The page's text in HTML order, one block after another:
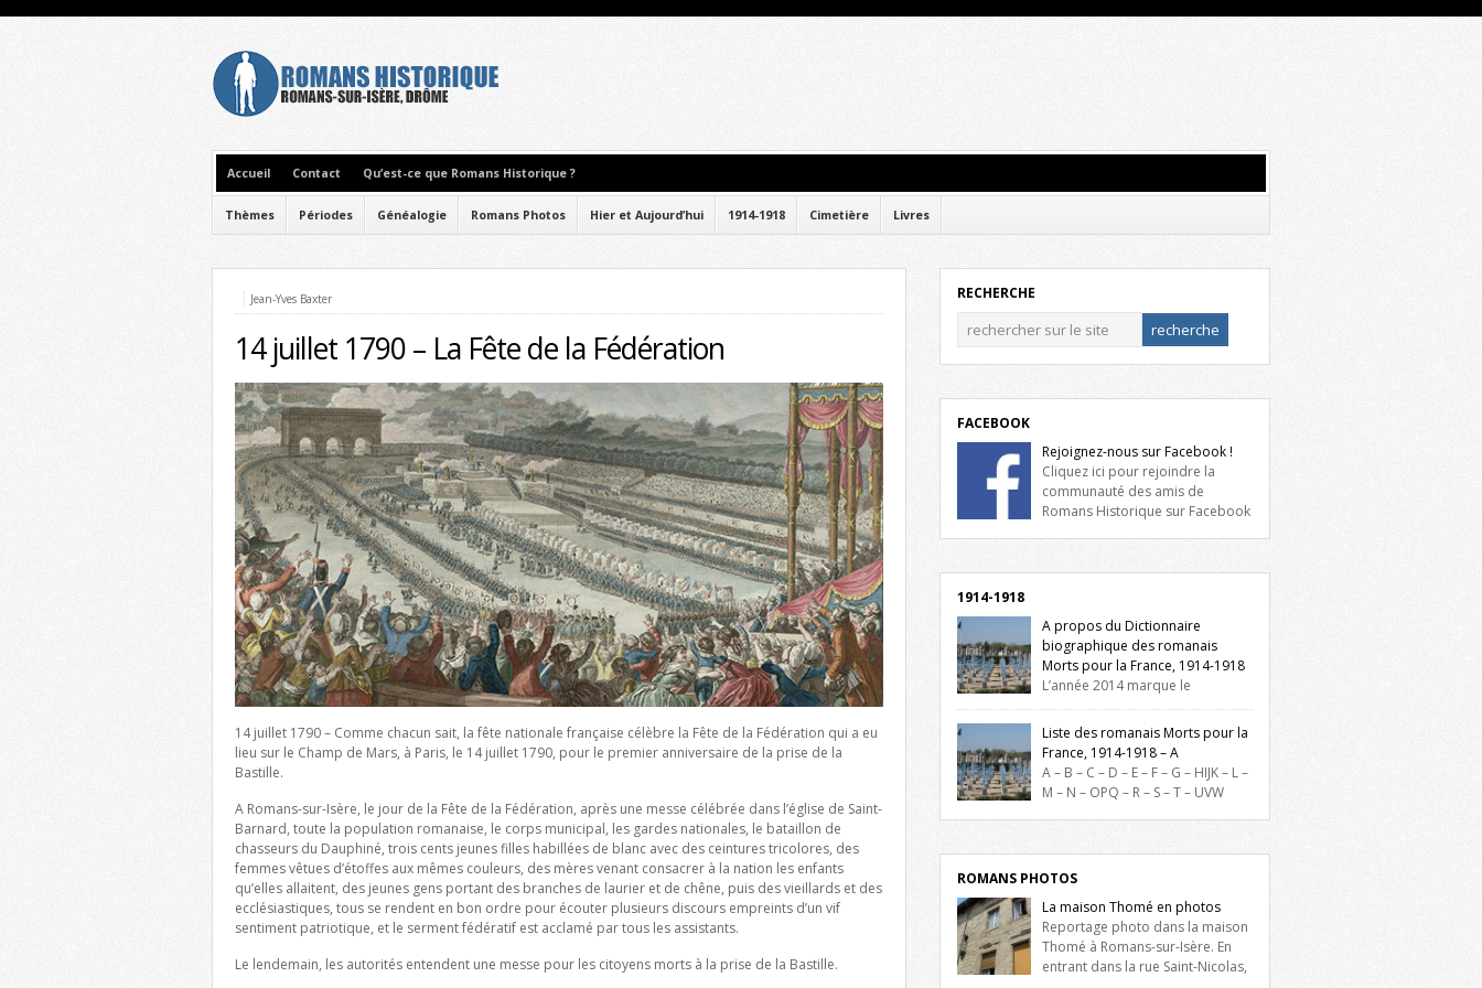
Accueil Contact Qu’est-ce que Romans Historique ?
Thèmes Périodes Généalogie Romans Photos Hier et Aujourd’hui 1914-1918 Cimetière Livres
Jean-Yves Baxter
14 juillet 1790 – La Fête de la Fédération
14 juillet 1790 – Comme chacun sait, la fête nationale française célèbre la Fête de la Fédération qui a eu
lieu sur le Champ de Mars, à Paris, le 14 juillet 1790, pour le premier anniversaire de la prise de la
Bastille.
A Romans-sur-Isère, le jour de la Fête de la Fédération, après une messe célébrée dans l’église de Saint-
Barnard, toute la population romanaise, le corps municipal, les gardes nationales, le bataillon de
chasseurs du Dauphiné, trois cents jeunes filles habillées de blanc avec des ceintures tricolores, des
femmes vêtues d’étoffes aux mêmes couleurs, des mères venant consacrer à la nation les enfants
qu’elles allaitent, des jeunes gens portant des branches de laurier et de chêne, puis des vieillards et des
ecclésiastiques, tous se rendent en bon ordre pour écouter plusieurs discours empreints d’un vif
sentiment patriotique, et le serment fédératif est acclamé par tous les assistants.
Le lendemain, les autorités entendent une messe pour les citoyens morts à la prise de la Bastille.
RECHERCHE
FACEBOOK
Rejoignez-nous sur Facebook !
Cliquez ici pour rejoindre la
communauté des amis de
Romans Historique sur Facebook
1914-1918
A propos du Dictionnaire
biographique des romanais
Morts pour la France, 1914-1918
L’année 2014 marque le
centenaire du début de la Première Guerre
Mondiale et ce dictionnaire biographique veut
rendre hommage aux romanais Morts pour la
France durant ce conflit. La base de cette
recherche historique est constituée des noms
gravés sur les plaques commémoratives de
l’Hôtel de Ville, du lycée du Dauphiné et du
Liste des romanais Morts pour la
France, 1914-1918 – A
A – B – C – D – E – F – G – HIJK – L –
M – N – OPQ – R – S – T – UVW
par cette lettre. Liste des romanais […]
ROMANS PHOTOS
La maison Thomé en photos
Reportage photo dans la maison
Thomé à Romans-sur-Isère. En
entrant dans la rue Saint-Nicolas,